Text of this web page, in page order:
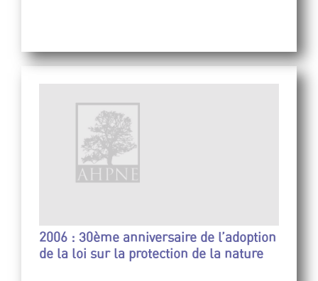
2006 : 30ème anniversaire de l’adoption
de la loi sur la protection de la nature